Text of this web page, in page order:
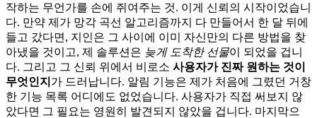
작하는 무언가를 손에 쥐여주는 것. 이게 신뢰의 시작이었습니
다. 만약 제가 망각 곡선 알고리즘까지 다 만들어서 한 달 뒤에
들고 갔다면, 지인은 그 사이에 이미 자신만의 다른 방법을 찾
아냈을 것이고, 제 솔루션은 늦게 도착한 선물이 되었을 겁니
다. 그리고 그 신뢰 위에서 비로소 사용자가 진짜 원하는 것이
무엇인지 가 드러납니다. 알림 기능은 제가 처음에 그렸던 거창
한 기능 목록 어디에도 없었습니다. 사용자가 직접 써보지 않
았다면 그 필요는 영원히 발견되지 않았을 겁니다. 마지막으